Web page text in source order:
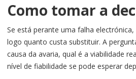
Como tomar a
Se está perante uma falha
logo quanto custa substituir. A
causa da avaria, qual é a viabilidade
nível de fiabilidade se pode esperar